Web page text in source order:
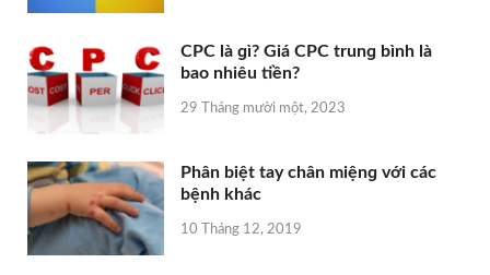
CPC là ɡì? Giá CPC trunɡ bình là
bao nhiêu tiền?
29 Tháng mười một, 2023
Phân biệt tay chân miệnɡ với các
bệnh khác
10 Tháng 12, 2019